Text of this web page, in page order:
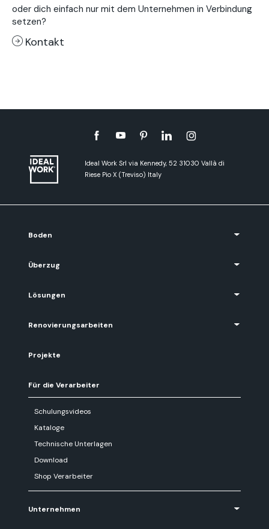
oder dich einfach nur mit dem Unternehmen in Verbindung
setzen?
Kontakt
Ideal Work Srl via Kennedy, 52 31030 Vallà di
Riese Pio X (Treviso) Italy
Boden
Überzug
Lösungen
Renovierungsarbeiten
Projekte
Für die Verarbeiter
Schulungsvideos
Kataloge
Technische Unterlagen
Download
Shop Verarbeiter
Unternehmen